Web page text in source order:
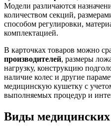
Модели различаются
количеством секций,
способом регулировки,
комплектацией.
В карточках товаров можно
производителей, размеры
нагрузку, конструкцию
наличие колес и другие
медицинскую кушетку с
выполняемых процедур и
Виды